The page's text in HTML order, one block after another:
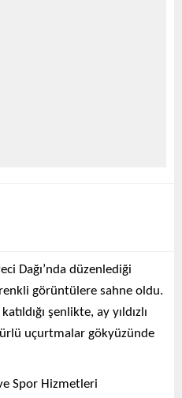
Dağı’nda düzenlediği
görüntülere sahne oldu.
şenlikte, ay yıldızlı
uçurtmalar gökyüzünde
Spor Hizmetleri